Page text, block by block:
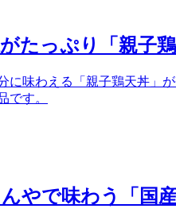
たっぷり「親子鶏
味わえる「親子鶏天丼」
です。
やで味わう「国産